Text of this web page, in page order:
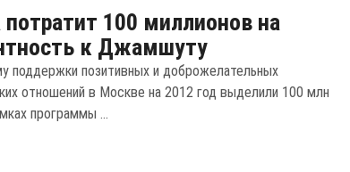
100 миллионов на
к Джамшуту
поддержки позитивных и доброжелательных
отношений в Москве на 2012 год выделили 100 млн
программы ...